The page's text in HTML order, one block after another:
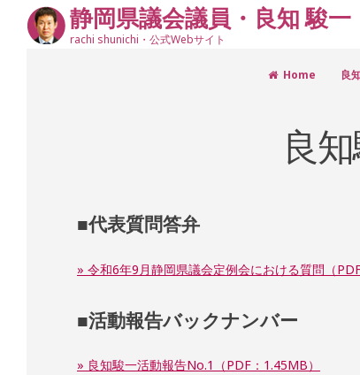
静岡県議会議員・良知 駿一
rachi shunichi・公式Webサイト
Home 良
良
■代表質問答弁
» 令和6年9月静岡県議会定例会における質問（PDF
■活動報告バックナンバー
» 良知駿一活動報告No.1（PDF：1.45MB）